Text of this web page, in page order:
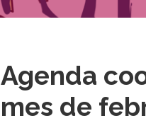
Agenda
mes de